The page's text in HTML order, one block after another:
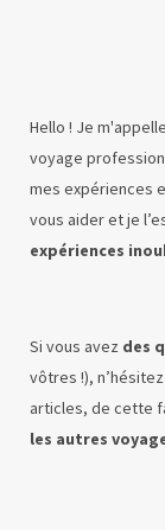
Hello ! Je
voyage
mes expériences
vous aider et je
expériences
Si vous avez des
vôtres !),
articles, de cette
les autres